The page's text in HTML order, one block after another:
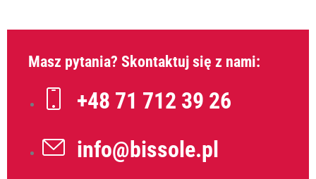
Masz pytania? Skontaktuj się z nami:
+48 71 712 39 26
info@bissole.pl